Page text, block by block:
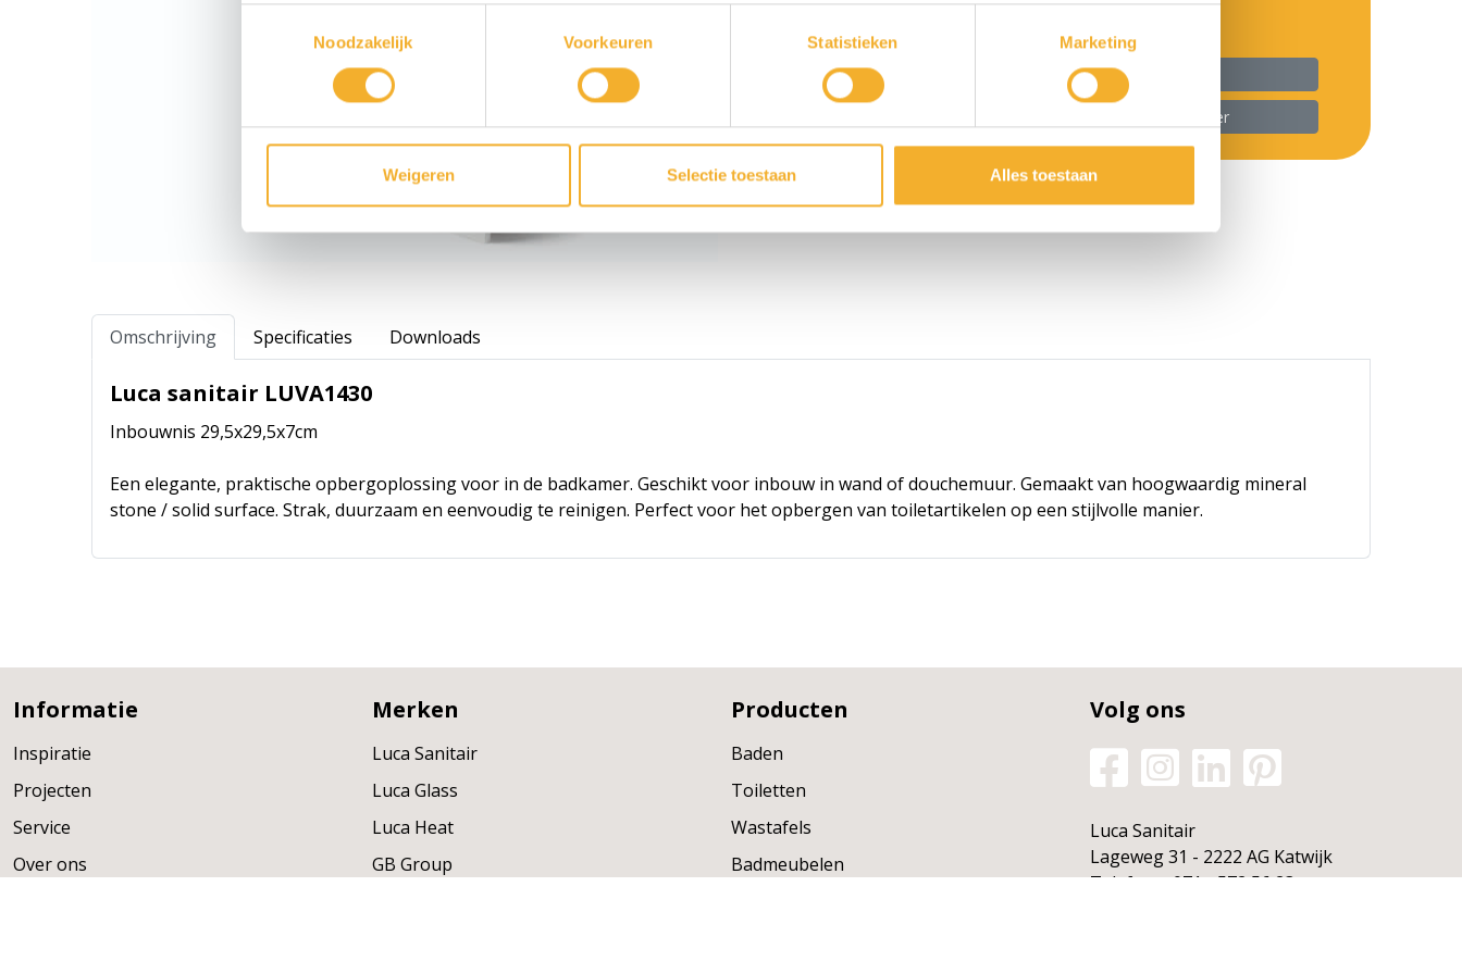
Noodzakelijk
Voorkeuren Statistieken Marketing
Weigeren Selectie toestaan Alles toestaan
Toon alle producten in deze serie
Contact over dit product met uw Luca dealer
Omschrijving Specificaties Downloads
Luca sanitair LUVA1430
Inbouwnis 29,5x29,5x7cm
Een elegante, praktische opbergoplossing voor in de badkamer. Geschikt voor inbouw in wand of douchemuur. Gemaakt van hoogwaardig mineral
stone / solid surface. Strak, duurzaam en eenvoudig te reinigen. Perfect voor het opbergen van toiletartikelen op een stijlvolle manier.
Informatie
Inspiratie
Projecten
Service
Over ons
Merken
Luca Sanitair
Luca Glass
Luca Heat
GB Group
Producten
Baden
Toiletten
Wastafels
Badmeubelen
Volg ons
Luca Sanitair
Lageweg 31 - 2222 AG Katwijk
Telefoon:071 - 572 56 23